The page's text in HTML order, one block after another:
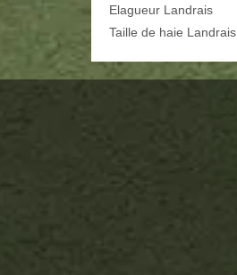
Elagueur Landrais
Taille de haie Landrais